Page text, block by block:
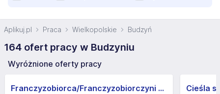
Aplikuj.pl Praca Wielkopolskie Budzyń
164 ofert pracy w Budzyniu
Wyróżnione oferty pracy
Franczyzobiorca/Franczyzobiorczyni sklepu Żabka Cieśla